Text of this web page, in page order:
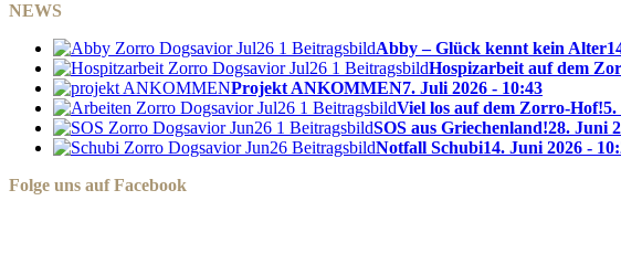
NEWS
Abby – Glück kennt kein Alter
Hospizarbeit auf dem
Projekt ANKOMMEN7. Juli 2026 - 10:43
Viel los auf dem Zorro-Hof!5.
SOS aus Griechenland!28. Juni
Notfall Schubi14. Juni 2026 -
Folge uns auf Facebook